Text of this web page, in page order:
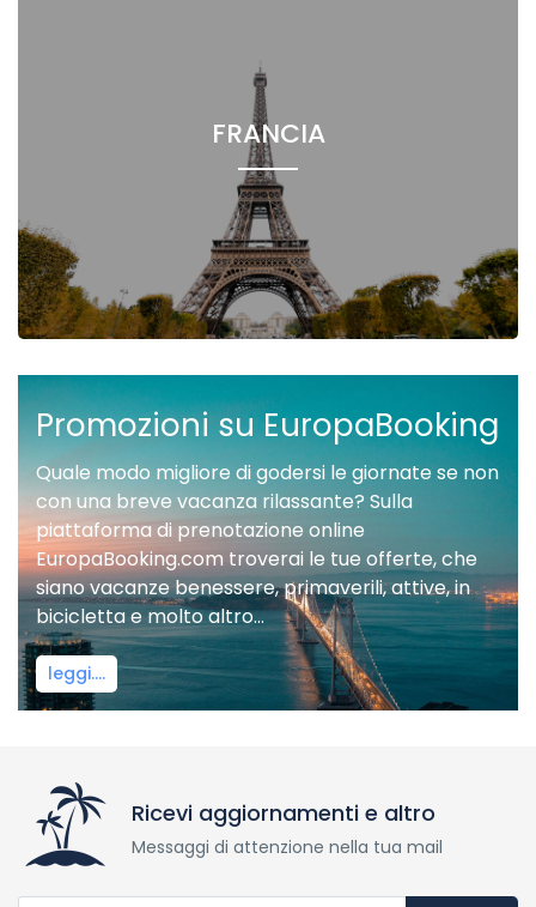
FRANCIA
Promozioni su EuropaBooking
Quale modo migliore di godersi le giornate se non
con una breve vacanza rilassante? Sulla
piattaforma di prenotazione online
EuropaBooking.com troverai le tue offerte, che
siano vacanze benessere, primaverili, attive, in
bicicletta e molto altro...
leggi....
Ricevi aggiornamenti e altro
Messaggi di attenzione nella tua mail